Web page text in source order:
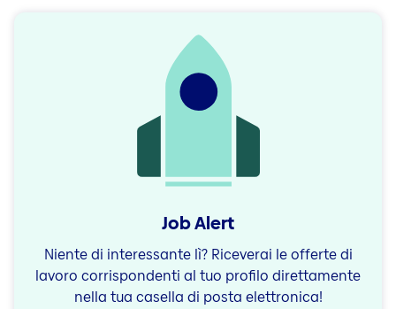
Job Alert
Niente di interessante lì? Riceverai le offerte di
lavoro corrispondenti al tuo profilo direttamente
nella tua casella di posta elettronica!